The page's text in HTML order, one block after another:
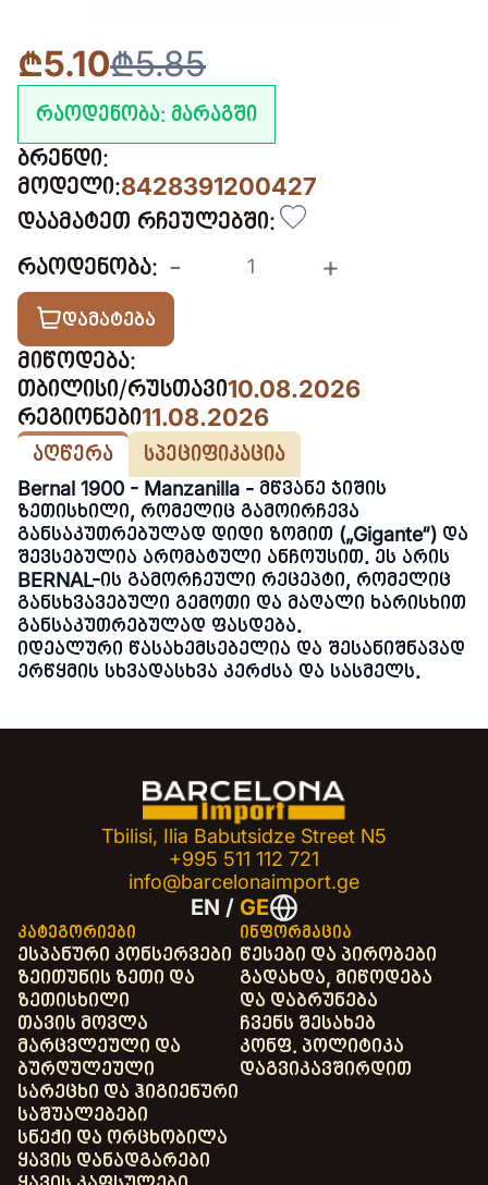
₾5.10₾5.85
რაოდენობა: მარაგში
ბრენდი:
მოდელი:8428391200427
დაამატეთ რჩეულებში:
რაოდენობა: - +
დამატება
მიწოდება:
თბილისი/რუსთავი10.08.2026
რეგიონები11.08.2026
აღწერა სპეციფიკაცია
Bernal 1900 - Manzanilla - მწვანე ჯიშის
ზეთისხილი, რომელიც გამოირჩევა
განსაკუთრებულად დიდი ზომით („Gigante“) და
შევსებულია არომატული ანჩოუსით. ეს არის
BERNAL-ის გამორჩეული რეცეპტი, რომელიც
განსხვავებული გემოთი და მაღალი ხარისხით
განსაკუთრებულად ფასდება.
იდეალური წასახემსებელია და შესანიშნავად
ერწყმის სხვადასხვა კერძსა და სასმელს.
Tbilisi, Ilia Babutsidze Street N5
+995 511 112 721
info@barcelonaimport.ge
კატეგორიები
ესპანური კონსერვები
ზეითუნის ზეთი და
ზეთისხილი
თავის მოვლა
მარცვლეული და
ბურღულეული
სარეცხი და ჰიგიენური
საშუალებები
სნექი და ორცხობილა
ყავის დანადგარები
ინფორმაცია
წესები და პირობები
გადახდა, მიწოდება
და დაბრუნება
ჩვენს შესახებ
კონფ. პოლიტიკა
დაგვიკავშირდით
EN / GE